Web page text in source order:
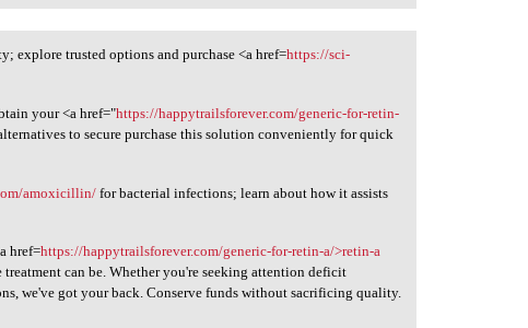
explore trusted options and purchase <a href=https://sci-
your <a href="https://happytrailsforever.com/generic-for-retin-
to secure purchase this solution conveniently for quick
amoxicillin/for bacterial infections; learn about how it assists
href=https://happytrailsforever.com/generic-for-retin-a/>retin-a
can be. Whether you're seeking attention deficit
we've got your back. Conserve funds without sacrificing quality.